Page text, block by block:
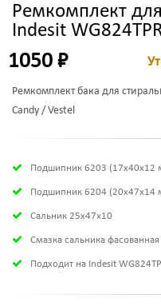
Ремкомплект
Indesit
1050 ₽
Ремкомплект бака для
Candy / Vestel
Подшипник 6203 (17х40х12
Подшипник 6204 (20х47х14
Сальник 25x47x10
Смазка сальника
Подходит на Indesit